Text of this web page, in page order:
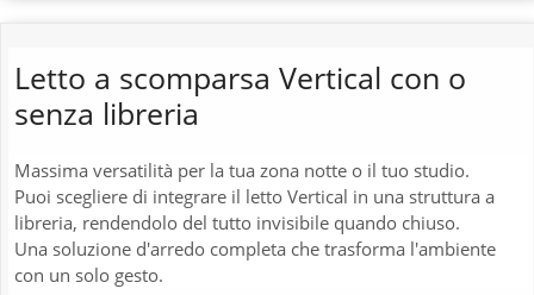
Letto a scomparsa Vertical con o
senza libreria
Massima versatilità per la tua zona notte o il tuo studio.
Puoi scegliere di integrare il letto Vertical in una struttura a
libreria, rendendolo del tutto invisibile quando chiuso.
Una soluzione d'arredo completa che trasforma l'ambiente
con un solo gesto.